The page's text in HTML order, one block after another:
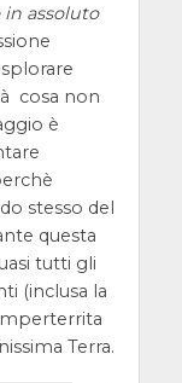
assoluto
cosa non
è
stesso del
questa
tutti gli
(inclusa la
Terra.